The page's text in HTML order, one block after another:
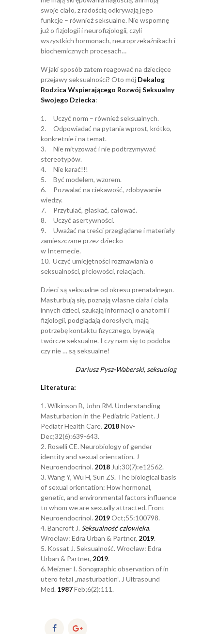
swoje ciało, z radością odkrywają jego
funkcje – również seksualne. Nie wspomnę
już o fizjologii i neurofizjologii, czyli
wszystkich hormonach, neuroprzekaźnikach i
biochemicznych procesach…
W jaki sposób zatem reagować na dziecięce
przejawy seksualności? Oto mój Dekalog
Rodzica Wspierającego Rozwój Seksualny
Swojego Dziecka:
1. Uczyć norm – również seksualnych.
2. Odpowiadać na pytania wprost, krótko,
konkretnie i na temat.
3. Nie mityzować i nie podtrzymywać
stereotypów.
4. Nie karać!!!
5. Być modelem, wzorem.
6. Pozwalać na ciekawość, zdobywanie
wiedzy.
7. Przytulać, głaskać, całować.
8. Uczyć asertywności.
9. Uważać na treści przeglądane i materiały
zamieszczane przez dziecko
w Internecie.
10. Uczyć umiejętności rozmawiania o
seksualności, płciowości, relacjach.
Dzieci są seksualne od okresu prenatalnego.
Masturbują się, poznają własne ciała i ciała
innych dzieci, szukają informacji o anatomii i
fizjologii, podglądają dorosłych, mają
potrzebę kontaktu fizycznego, bywają
twórcze seksualne. I czy nam się to podoba
czy nie … są seksualne!
Dariusz Pysz-Waberski, seksuolog
Literatura:
1. Wilkinson B, John RM. Understanding
Masturbation in the Pediatric Patient. J
Pediatr Health Care. 2018Nov-
Dec;32(6):639-643.
2. Roselli CE. Neurobiology of gender
identity and sexual orientation. J
Neuroendocrinol. 2018 Jul;30(7):e12562.
3. Wang Y, Wu H, Sun ZS. The biological basis
of sexual orientation: How hormonal,
genetic, and environmental factors influence
to whom we are sexually attracted. Front
Neuroendocrinol. 2019Oct;55:100798.
4. Bancroft J. Seksualność człowieka.
Wrocław: Edra Urban & Partner, 2019.
5. Kossat J. Seksualność. Wrocław: Edra
Urban & Partner, 2019.
6. Meizner I. Sonographic observation of in
utero fetal „masturbation”. J Ultrasound
Med. 1987Feb;6(2):111.